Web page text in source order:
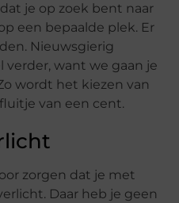
je op zoek bent naar
een bepaalde plek. Er
Nieuwsgierig
verder, want we gaan je
wordt het kiezen van
van een cent.
zorgen dat je met
Daar heb je geen